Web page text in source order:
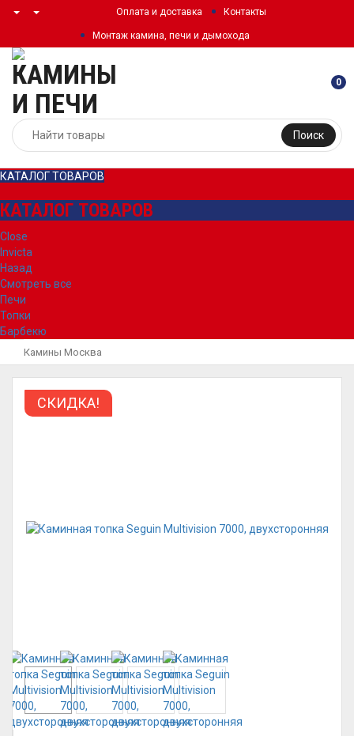
Оплата и доставка Контакты
Монтаж камина, печи и дымохода
Поиск
0
КАТАЛОГ ТОВАРОВ
КАТАЛОГ ТОВАРОВ
Close
Invicta
Назад
Смотреть все
Печи
Топки
Барбекю
Камины Москва
СКИДКА!